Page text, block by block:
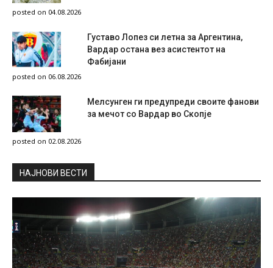
posted on 04.08.2026
Густаво Лопез си летна за Аргентина,
Вардар остана вез асистентот на
Фабијани
posted on 06.08.2026
Мелсунген ги предупреди своите фанови
за мечот со Вардар во Скопје
posted on 02.08.2026
НAЈНОВИ ВЕСТИ